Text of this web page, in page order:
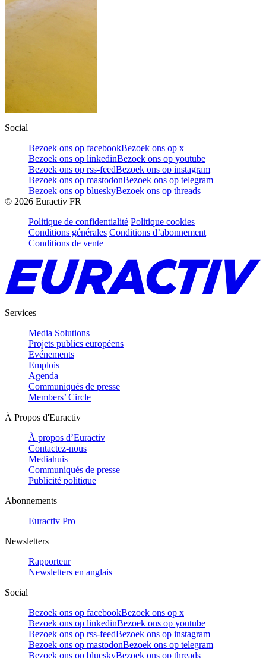
Social
Bezoek ons op facebookBezoek ons op x
Bezoek ons op linkedinBezoek ons op youtube
Bezoek ons op rss-feedBezoek ons op instagram
Bezoek ons op mastodonBezoek ons op telegram
Bezoek ons op blueskyBezoek ons op threads
© 2026 Euractiv FR
Politique de confidentialité Politique cookies
Conditions générales Conditions d’abonnement
Conditions de vente
Services
Media Solutions
Projets publics européens
Evénements
Emplois
Agenda
Communiqués de presse
Members’ Circle
À Propos d'Euractiv
À propos d’Euractiv
Contactez-nous
Mediahuis
Communiqués de presse
Publicité politique
Abonnements
Euractiv Pro
Newsletters
Rapporteur
Newsletters en anglais
Social
Bezoek ons op facebookBezoek ons op x
Bezoek ons op linkedinBezoek ons op youtube
Bezoek ons op rss-feedBezoek ons op instagram
Bezoek ons op mastodonBezoek ons op telegram
Bezoek ons op blueskyBezoek ons op threads